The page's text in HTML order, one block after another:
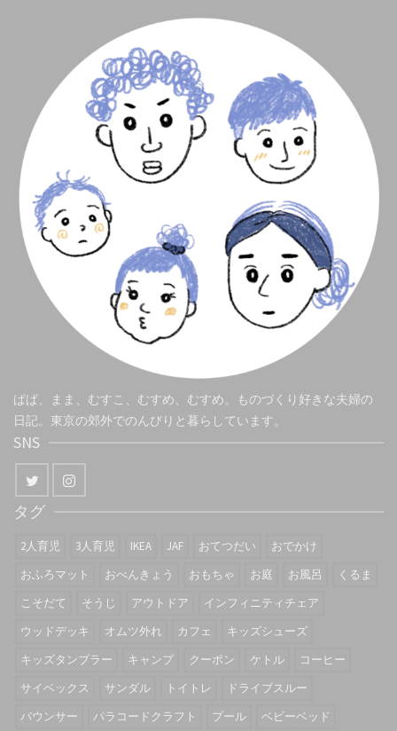
ぱぱ、まま、むすこ、むすめ、むすめ。ものづくり好きな夫婦の
日記。東京の郊外でのんびりと暮らしています。
SNS
タグ
2人育児 3人育児 IKEA JAF おてつだい
おでかけ
おふろマット
おべんきょう おもちゃ お庭 お風呂
くるま
こそだて
そうじ アウトドア
インフィニティチェア
ウッドデッキ
オムツ外れ カフェ
キッズシューズ
キッズタンブラー
キャンプ クーポン ケトル
コーヒー
サイベックス
サンダル トイトレ
ドライブスルー
バウンサー
パラコードクラフト プール ベビーベッド